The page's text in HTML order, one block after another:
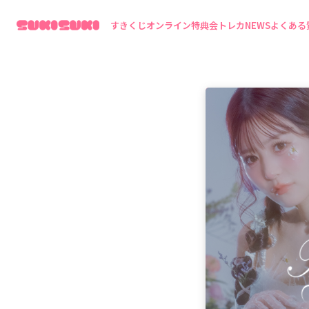
すきくじオンライン特典会 トレカNEWSよくある